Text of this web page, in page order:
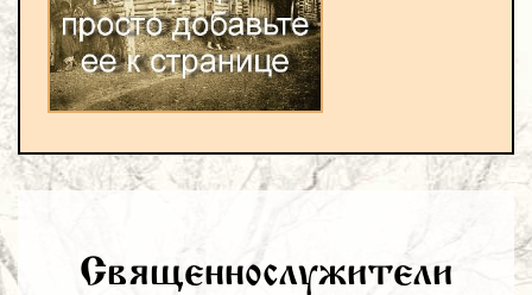
Священнослужители